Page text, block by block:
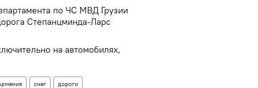
по ЧС МВД Грузии
Степанцминда-Ларс
на автомобилях,
снег дороги